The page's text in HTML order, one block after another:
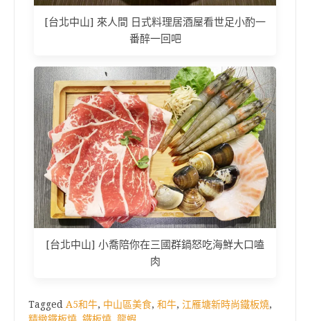
[台北中山] 來人間 日式料理居酒屋看世足小酌一
番醉一回吧
[台北中山] 小喬陪你在三國群鍋怒吃海鮮大口嗑
肉
Tagged A5和牛, 中山區美食, 和牛, 江雁塘新時尚鐵板燒,